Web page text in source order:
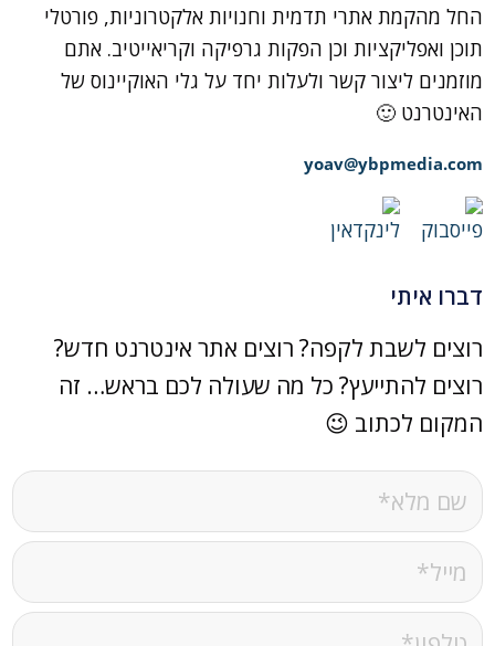
החל מהקמת אתרי תדמית וחנויות אלקטרוניות, פורטלי
תוכן ואפליקציות וכן הפקות גרפיקה וקריאייטיב. אתם
מוזמנים ליצור קשר ולעלות יחד על גלי האוקיינוס של
האינטרנט 🙂
yoav@ybpmedia.com
דברו איתי
רוצים לשבת לקפה? רוצים אתר אינטרנט חדש?
רוצים להתייעץ? כל מה שעולה לכם בראש… זה
המקום לכתוב 😉